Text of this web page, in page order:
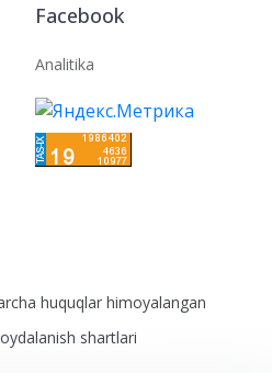
Facebook
Analitika
huquqlar himoyalangan
shartlari